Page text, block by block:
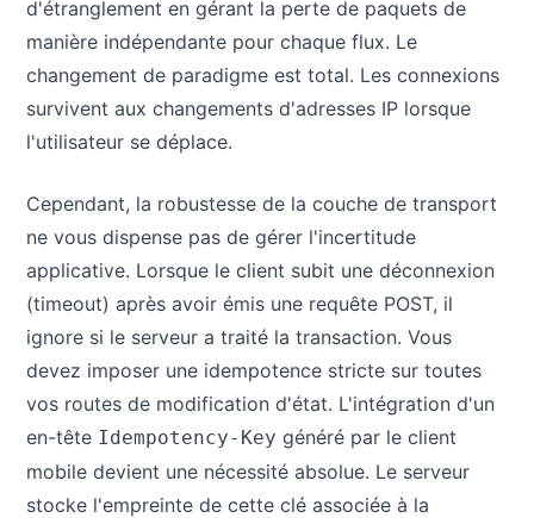
d'étranglement en gérant la perte de paquets de
manière indépendante pour chaque flux. Le
changement de paradigme est total. Les connexions
survivent aux changements d'adresses IP lorsque
l'utilisateur se déplace.
Cependant, la robustesse de la couche de transport
ne vous dispense pas de gérer l'incertitude
applicative. Lorsque le client subit une déconnexion
(timeout) après avoir émis une requête POST, il
ignore si le serveur a traité la transaction. Vous
devez imposer une idempotence stricte sur toutes
vos routes de modification d'état. L'intégration d'un
en-tête Idempotency-Key généré par le client
mobile devient une nécessité absolue. Le serveur
stocke l'empreinte de cette clé associée à la